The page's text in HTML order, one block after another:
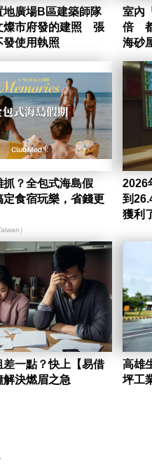
地廣場B區建築師隊
市府發的建照 張
發使用執照
室內
倍 都
海砂
抓？全包式海島假
定食宿玩樂，省錢更
）
2026
到
獲利
差一點？快上【易借
解決燃眉之急
高雄
坪工